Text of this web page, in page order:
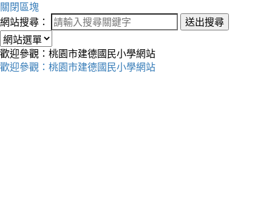
關閉區塊
網站搜尋：
送出搜尋
歡迎參觀：桃園市建德國民小學網站
歡迎參觀：桃園市建德國民小學網站